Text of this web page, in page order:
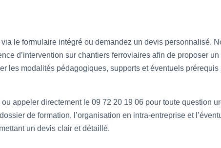
le formulaire intégré ou demandez un devis personnalisé.
d’intervention sur chantiers ferroviaires afin de proposer
les modalités pédagogiques, supports et éventuels
appeler directement le 09 72 20 19 06 pour toute question
de formation, l’organisation en intra-entreprise et
un devis clair et détaillé.